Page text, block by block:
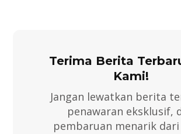
Terima Berita
Kami!
Jangan lewatkan berita
penawaran eksklusif,
pembaruan menarik dari